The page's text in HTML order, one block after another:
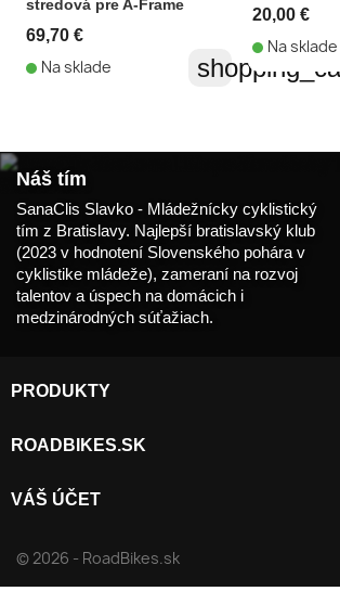
stredová pre A-Frame
69,70 €
Na sklade
20,00 €
Na sklade
Náš tím
SanaClis Slavko - Mládežnícky cyklistický
tím z Bratislavy. Najlepší bratislavský klub
(2023 v hodnotení Slovenského pohára v
cyklistike mládeže), zameraní na rozvoj
talentov a úspech na domácich i
medzinárodných súťažiach.
PRODUKTY
ROADBIKES.SK
VÁŠ ÚČET
© 2026 - RoadBikes.sk